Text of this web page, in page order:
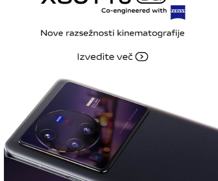
Slovenia | Izbira države/regije